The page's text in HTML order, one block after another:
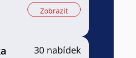
Zobrazit
30 nabídek